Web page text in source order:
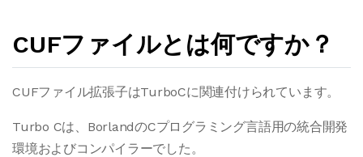
CUFファイルとは何ですか？
CUFファイル拡張子はTurboCに関連付けられています。
Turbo Cは、BorlandのCプログラミング言語用の統合開発
環境およびコンパイラーでした。